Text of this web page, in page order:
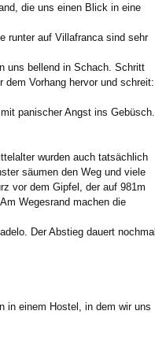
die uns einen Blick in eine
runter auf Villafranca sind sehr
uns bellend in Schach. Schritt
Vorhang hervor und schreit:
panischer Angst ins Gebüsch.
wurden auch tatsächlich
säumen den Weg und viele
vor dem Gipfel, der auf 981m
Wegesrand machen die
Der Abstieg dauert nochmal
in einem Hostel, in dem wir uns